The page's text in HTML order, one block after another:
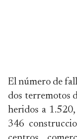
El número de
dos terremotos
heridos a
346